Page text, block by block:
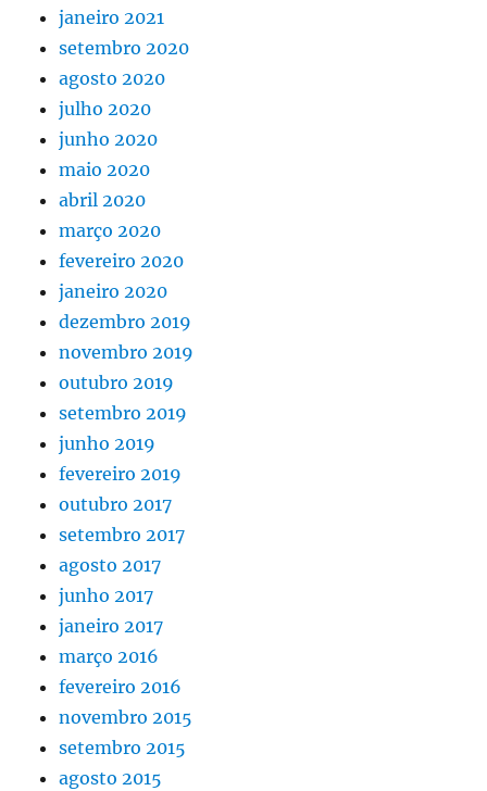
janeiro 2021
setembro 2020
agosto 2020
julho 2020
junho 2020
maio 2020
abril 2020
março 2020
fevereiro 2020
janeiro 2020
dezembro 2019
novembro 2019
outubro 2019
setembro 2019
junho 2019
fevereiro 2019
outubro 2017
setembro 2017
agosto 2017
junho 2017
janeiro 2017
março 2016
fevereiro 2016
novembro 2015
setembro 2015
agosto 2015